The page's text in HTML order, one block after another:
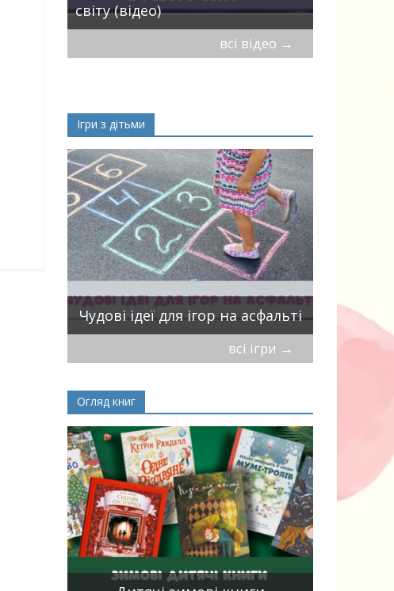
світу (відео)
всі відео →
Ігри з дітьми
Чудові ідеї для ігор на асфальті
мирись,
всі ігри →
Огляд книг